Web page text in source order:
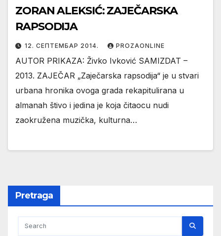
ZORAN ALEKSIĆ: ZAJEČARSKA
RAPSODIJA
12. СЕПТЕМБАР 2014. PROZAONLINE
AUTOR PRIKAZA: Živko Ivković SAMIZDAT –
2013. ZAJEČAR „Zaječarska rapsodija“ je u stvari
urbana hronika ovoga grada rekapitulirana u
almanah štivo i jedina je koja čitaocu nudi
zaokružena muzička, kulturna…
Pretraga